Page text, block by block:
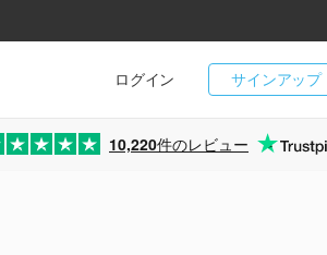
サインアップ
ログイン
10,220件のレビュー